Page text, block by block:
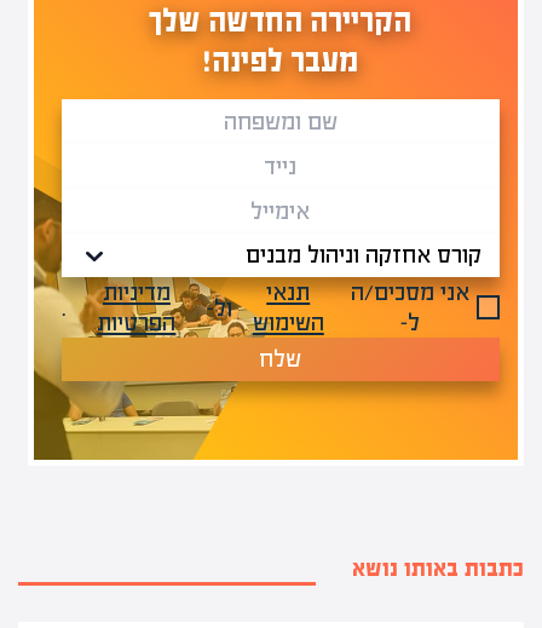
הקריירה החדשה שלך
מעבר לפינה!
אני מסכים/ה
ל-
תנאי
השימוש
ול-
מדיניות
הפרטיות
.
שלח
כתבות באותו נושא